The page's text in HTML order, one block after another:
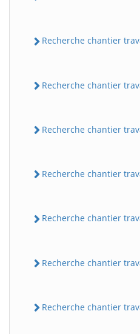
Recherche chantier
Recherche chantier
Recherche chantier
Recherche chantier
Recherche chantier
Recherche chantier
Recherche chantier